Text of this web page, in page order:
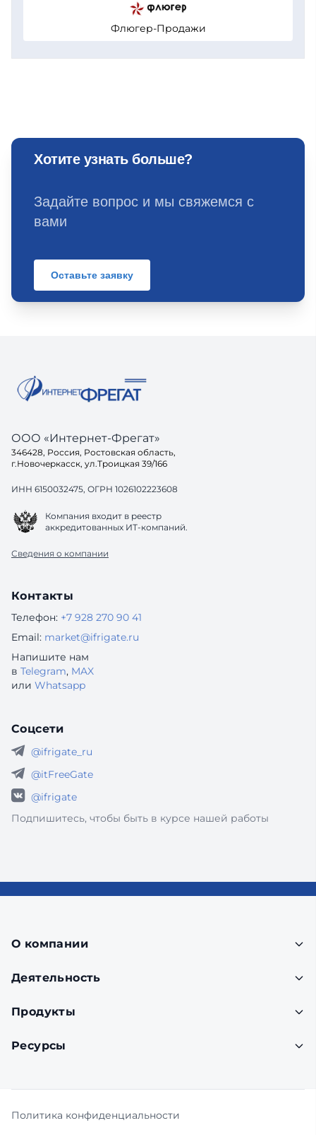
Флюгер-Продажи
Хотите узнать больше?
Задайте вопрос и мы свяжемся с
вами
Оставьте заявку
ООО «Интернет-Фрегат»
346428, Россия, Ростовская область,
г.Новочеркасск, ул.Троицкая 39/166
ИНН 6150032475, ОГРН 1026102223608
Компания входит в реестр
аккредитованных ИТ-компаний.
Сведения о компании
Контакты
Телефон: +7 928 270 90 41
Email: market@ifrigate.ru
Напишите нам
в Telegram, MAX
или Whatsapp
Соцсети
@ifrigate_ru
@itFreeGate
@ifrigate
Подпишитесь, чтобы быть в курсе нашей работы
О компании
Деятельность
Продукты
Ресурсы
Политика конфиденциальности